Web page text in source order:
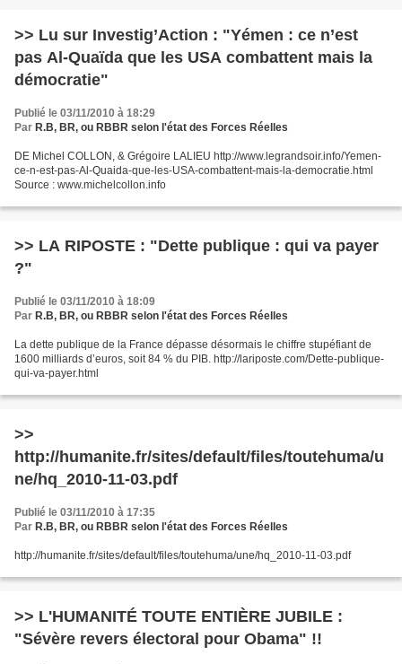
>> Lu sur Investig’Action : "Yémen : ce n’est
pas Al-Quaïda que les USA combattent mais la
démocratie"
Publié le 03/11/2010 à 18:29
Par R.B, BR, ou RBBR selon l'état des Forces Réelles
DE Michel COLLON, & Grégoire LALIEU http://www.legrandsoir.info/Yemen-
ce-n-est-pas-Al-Quaida-que-les-USA-combattent-mais-la-democratie.html
Source : www.michelcollon.info
>> LA RIPOSTE : "Dette publique : qui va payer
?"
Publié le 03/11/2010 à 18:09
Par R.B, BR, ou RBBR selon l'état des Forces Réelles
La dette publique de la France dépasse désormais le chiffre stupéfiant de
1600 milliards d’euros, soit 84 % du PIB. http://lariposte.com/Dette-publique-
qui-va-payer.html
>>
http://humanite.fr/sites/default/files/toutehuma/u
ne/hq_2010-11-03.pdf
Publié le 03/11/2010 à 17:35
Par R.B, BR, ou RBBR selon l'état des Forces Réelles
http://humanite.fr/sites/default/files/toutehuma/une/hq_2010-11-03.pdf
>> L'HUMANITÉ TOUTE ENTIÈRE JUBILE :
"Sévère revers électoral pour Obama" !!